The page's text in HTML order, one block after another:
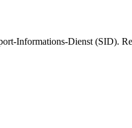
Informations-Dienst (SID).